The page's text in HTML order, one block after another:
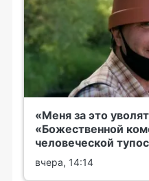
«Меня за это
«Божественной
человеческой
вчера, 14:14